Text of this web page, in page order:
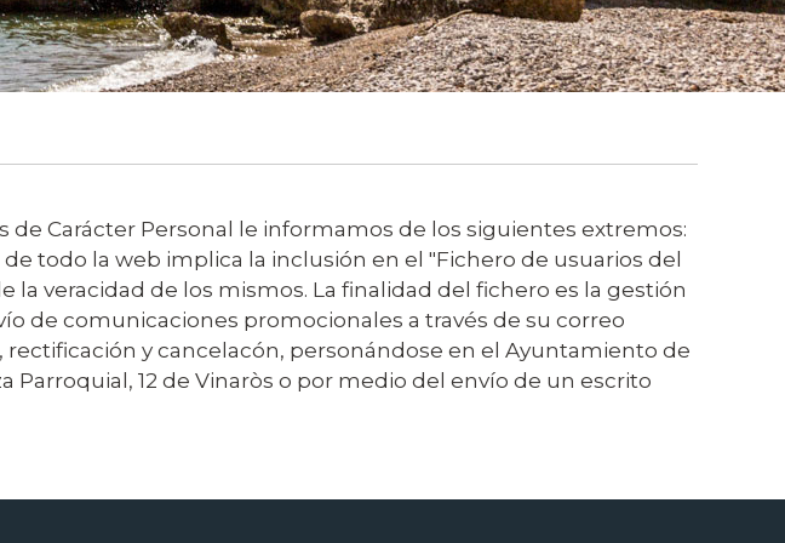
de Carácter Personal le informamos de los siguientes extremos:
todo la web implica la inclusión en el "Fichero de usuarios del
veracidad de los mismos. La finalidad del fichero es la gestión
de comunicaciones promocionales a través de su correo
y cancelacón, personándose en el Ayuntamiento de
12 de Vinaròs o por medio del envío de un escrito